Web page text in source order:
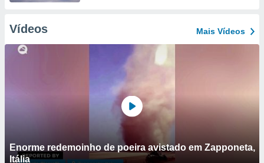
Vídeos Mais Vídeos
Enorme redemoinho de poeira avistado em Zapponeta,
Itália